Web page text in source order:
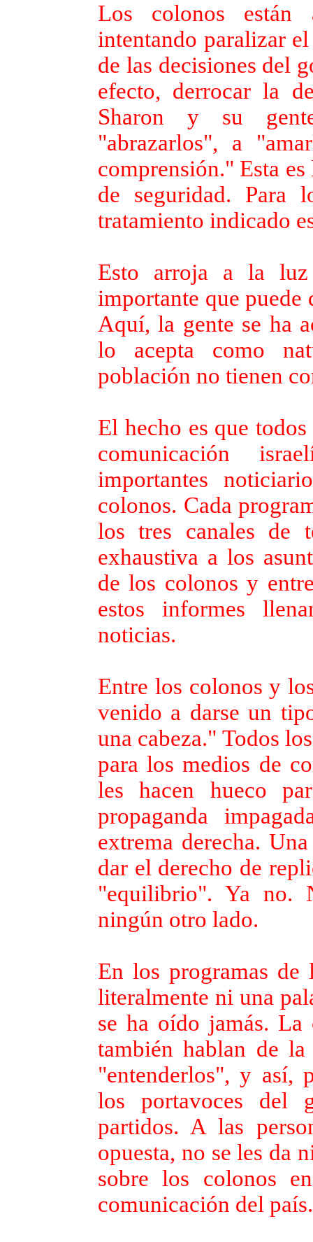
Los colonos están
intentando paralizar
de las decisiones del
efecto, derrocar la
Sharon y su
"abrazarlos", a
comprensión." Esta
de seguridad. Para
tratamiento indicado
Esto arroja a la luz
importante que
Aquí, la gente se ha
lo acepta como
población no tienen
El hecho es que
comunicación
importantes
colonos. Cada
los tres canales de
exhaustiva a los
de los colonos y
estos informes
noticias.
Entre los colonos y
venido a darse un
una cabeza." Todos
para los medios de
les hacen hueco
propaganda
extrema derecha.
dar el derecho de
"equilibrio". Ya no.
ningún otro lado.
En los programas
literalmente ni una
se ha oído jamás. La
también hablan de
"entenderlos", y así,
los portavoces del
partidos. A las
opuesta, no se les da
sobre los colonos
comunicación del país.